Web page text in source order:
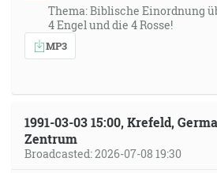
Thema: Biblische Einordnung
4 Engel und die 4 Rosse!
MP3
1991-03-03 15:00, Krefeld,
Zentrum
Broadcasted: 2026-07-08 19:30